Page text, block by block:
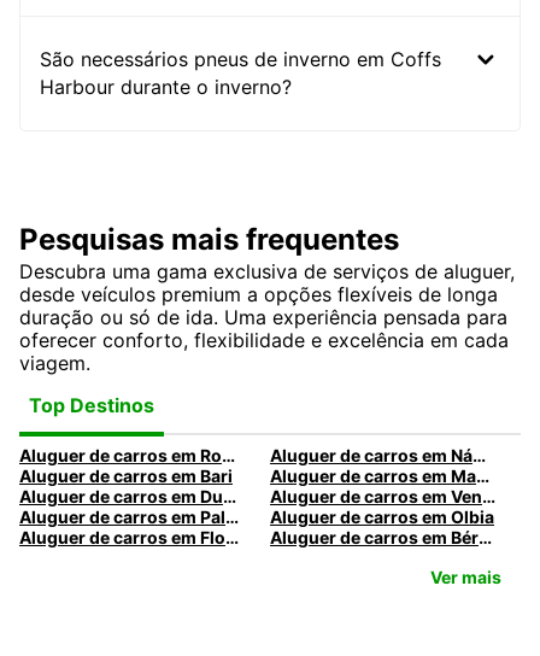
São necessários pneus de inverno em Coffs
Harbour durante o inverno?
Pesquisas mais frequentes
Descubra uma gama exclusiva de serviços de aluguer,
desde veículos premium a opções flexíveis de longa
duração ou só de ida. Uma experiência pensada para
oferecer conforto, flexibilidade e excelência em cada
viagem.
Top Destinos
Aluguer de carros em Roma
Aluguer de carros em Nápoles
Aluguer de carros em Bari
Aluguer de carros em Madrid
Aluguer de carros em Dublin
Aluguer de carros em Veneza
Aluguer de carros em Palermo
Aluguer de carros em Olbia
Aluguer de carros em Florença
Aluguer de carros em Bérgamo
Ver mais